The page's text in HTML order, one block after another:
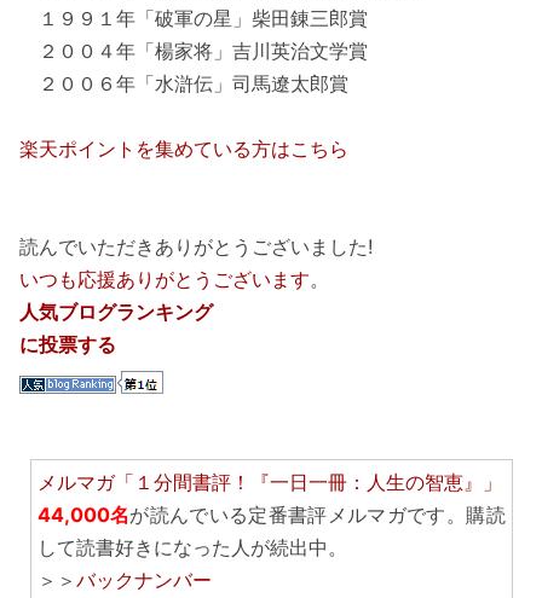
１９９１年「破軍の星」柴田錬三郎賞
２００４年「楊家将」吉川英治文学賞
２００６年「水滸伝」司馬遼太郎賞
楽天ポイントを集めている方はこちら
読んでいただきありがとうございました!
いつも応援ありがとうございます。
人気ブログランキング
に投票する
メルマガ「１分間書評！『一日一冊：人生の智恵』」
44,000名が読んでいる定番書評メルマガです。購読
して読書好きになった人が続出中。
＞＞ バックナンバー